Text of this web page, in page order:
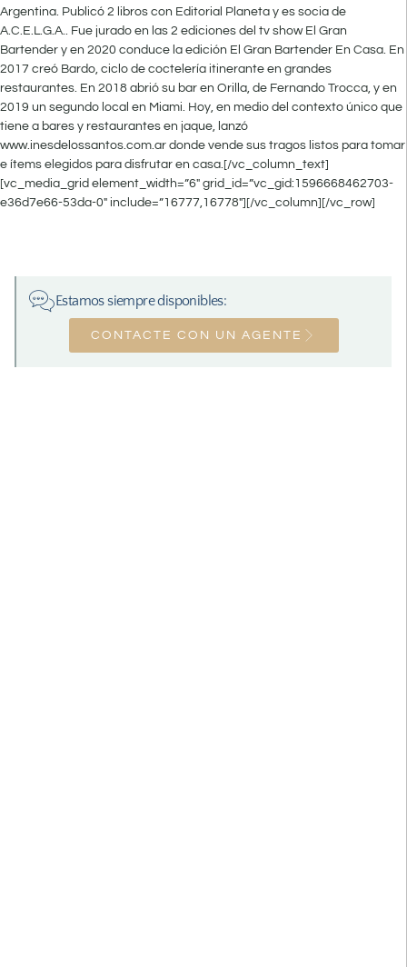
Argentina. Publicó 2 libros con Editorial Planeta y es socia de
A.C.E.L.G.A.. Fue jurado en las 2 ediciones del tv show El Gran
Bartender y en 2020 conduce la edición El Gran Bartender En Casa. En
2017 creó Bardo, ciclo de coctelería itinerante en grandes
restaurantes. En 2018 abrió su bar en Orilla, de Fernando Trocca, y en
2019 un segundo local en Miami. Hoy, en medio del contexto único que
tiene a bares y restaurantes en jaque, lanzó
www.inesdelossantos.com.ar donde vende sus tragos listos para tomar
e ítems elegidos para disfrutar en casa.[/vc_column_text]
[vc_media_grid element_width=”6″ grid_id=”vc_gid:1596668462703-
e36d7e66-53da-0″ include=”16777,16778″][/vc_column][/vc_row]
Estamos siempre disponibles:
CONTACTE CON UN AGENTE